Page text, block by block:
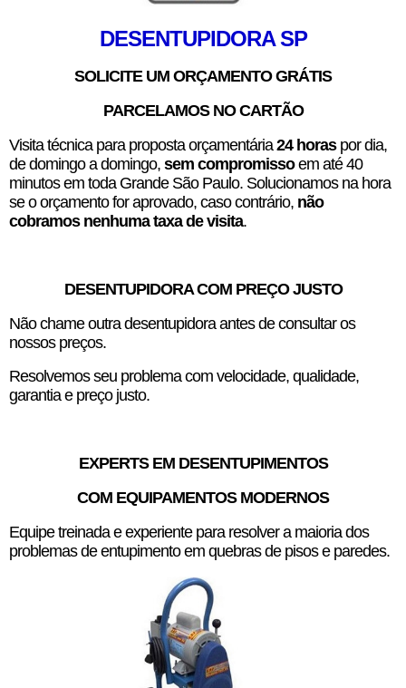
DESENTUPIDORA SP
SOLICITE UM ORÇAMENTO GRÁTIS
PARCELAMOS NO CARTÃO
Visita técnica para proposta orçamentária24 horaspor dia,
de domingo a domingo, sem compromissoem até 40
minutos em toda Grande São Paulo. Solucionamos na hora
se o orçamento for aprovado, caso contrário, não
cobramos nenhuma taxa de visita.
DESENTUPIDORA COM PREÇO JUSTO
Não chame outra desentupidora antes de consultar os
nossos preços.
Resolvemos seu problema com velocidade, qualidade,
garantia e preço justo.
EXPERTS EM DESENTUPIMENTOS
COM EQUIPAMENTOS MODERNOS
Equipe treinada e experiente para resolver a maioria dos
problemas de entupimento em quebras de pisos e paredes.